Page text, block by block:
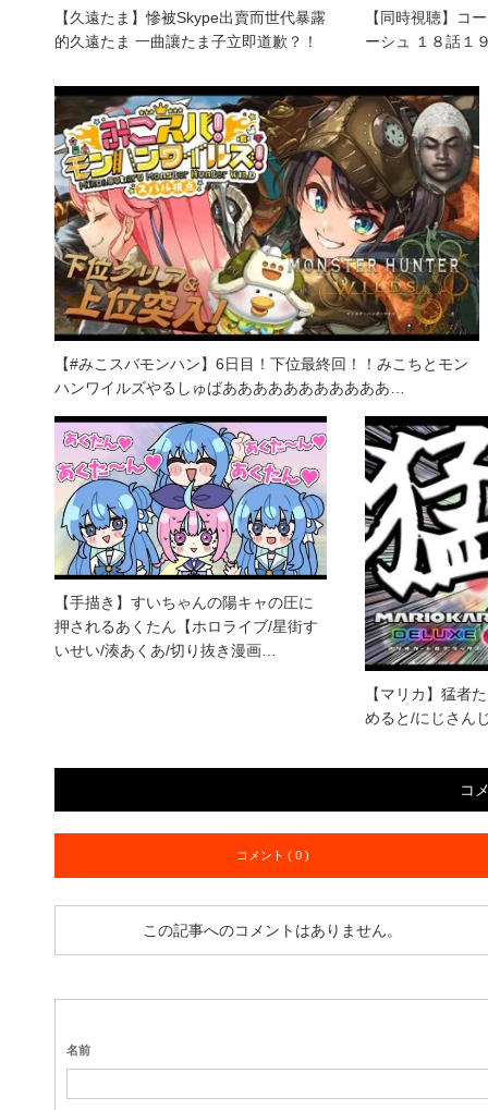
【久遠たま】慘被Skype出賣而世代暴露
的久遠たま 一曲讓たま子立即道歉？！
【同時視聴】コ
ーシュ １８話１
【#みこスバモンハン】6日目！下位最終回！！みこちとモン
ハンワイルズやるしゅばあああああああああああ…
【手描き】すいちゃんの陽キャの圧に
押されるあくたん【ホロライブ/星街す
いせい/湊あくあ/切り抜き漫画…
【マリカ】猛者
めると/にじさん
コ
コメント ( 0 )
この記事へのコメントはありません。
名前